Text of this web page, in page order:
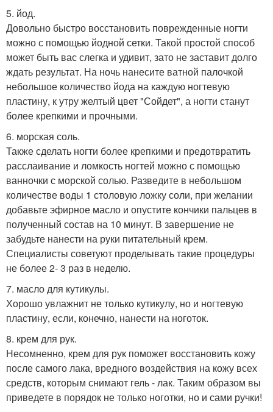
5. йод.
Довольно быстро восстановить поврежденные ногти
можно с помощью йодной сетки. Такой простой способ
может быть вас слегка и удивит, зато не заставит долго
ждать результат. На ночь нанесите ватной палочкой
небольшое количество йода на каждую ногтевую
пластину, к утру желтый цвет "Сойдет", а ногти станут
более крепкими и прочными.
6. морская соль.
Также сделать ногти более крепкими и предотвратить
расслаивание и ломкость ногтей можно с помощью
ванночки с морской солью. Разведите в небольшом
количестве воды 1 столовую ложку соли, при желании
добавьте эфирное масло и опустите кончики пальцев в
полученный состав на 10 минут. В завершение не
забудьте нанести на руки питательный крем.
Специалисты советуют проделывать такие процедуры
не более 2- 3 раз в неделю.
7. масло для кутикулы.
Хорошо увлажнит не только кутикулу, но и ногтевую
пластину, если, конечно, нанести на ноготок.
8. крем для рук.
Несомненно, крем для рук поможет восстановить кожу
после самого лака, вредного воздействия на кожу всех
средств, которым снимают гель - лак. Таким образом вы
приведете в порядок не только ноготки, но и сами ручки!